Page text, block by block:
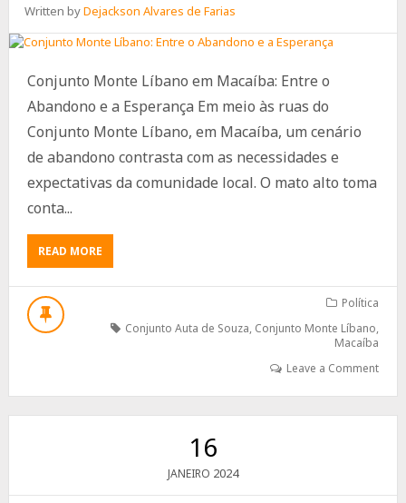
Written byDejackson Alvares de Farias
Conjunto Monte Líbano em Macaíba: Entre o
Abandono e a Esperança Em meio às ruas do
Conjunto Monte Líbano, em Macaíba, um cenário
de abandono contrasta com as necessidades e
expectativas da comunidade local. O mato alto toma
conta...
READ MOREABOUT
CONJUNTO
MONTE
ENTRE
Política
Conjunto Auta de Souza, Conjunto Monte Líbano,
Macaíba
Leave a Comment
16
JANEIRO 2024